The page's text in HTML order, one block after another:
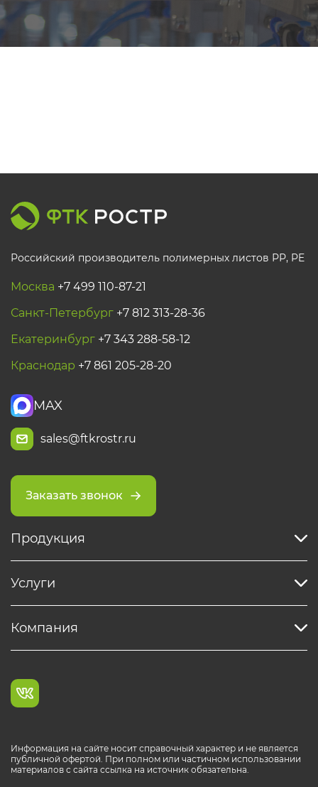
Российский производитель полимерных листов РР, PE
Москва +7 499 110-87-21
Санкт-Петербург +7 812 313-28-36
Екатеринбург +7 343 288-58-12
Краснодар +7 861 205-28-20
MAX
sales@ftkrostr.ru
Заказать звонок
Продукция
Услуги
Компания
Информация на сайте носит справочный характер и не является
публичной офертой. При полном или частичном использовании
материалов с сайта ссылка на источник обязательна.